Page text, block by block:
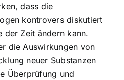
dass die
kontrovers diskutiert
der Zeit ändern kann.
die Auswirkungen von
neuer Substanzen
Überprüfung und